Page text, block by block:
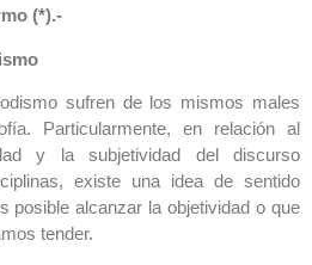
(*).-
sufren de los mismos males
Particularmente, en relación al
y la subjetividad del discurso
existe una idea de sentido
posible alcanzar la objetividad o que
tender.